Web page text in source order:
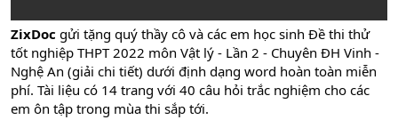
ZixDoc gửi tặng quý thầy cô và các em học sinh Đề thi thử
tốt nghiệp THPT 2022 môn Vật lý - Lần 2 - Chuyên ĐH Vinh -
Nghệ An (giải chi tiết) dưới định dạng word hoàn toàn miễn
phí. Tài liệu có 14 trang với 40 câu hỏi trắc nghiệm cho các
em ôn tập trong mùa thi sắp tới.